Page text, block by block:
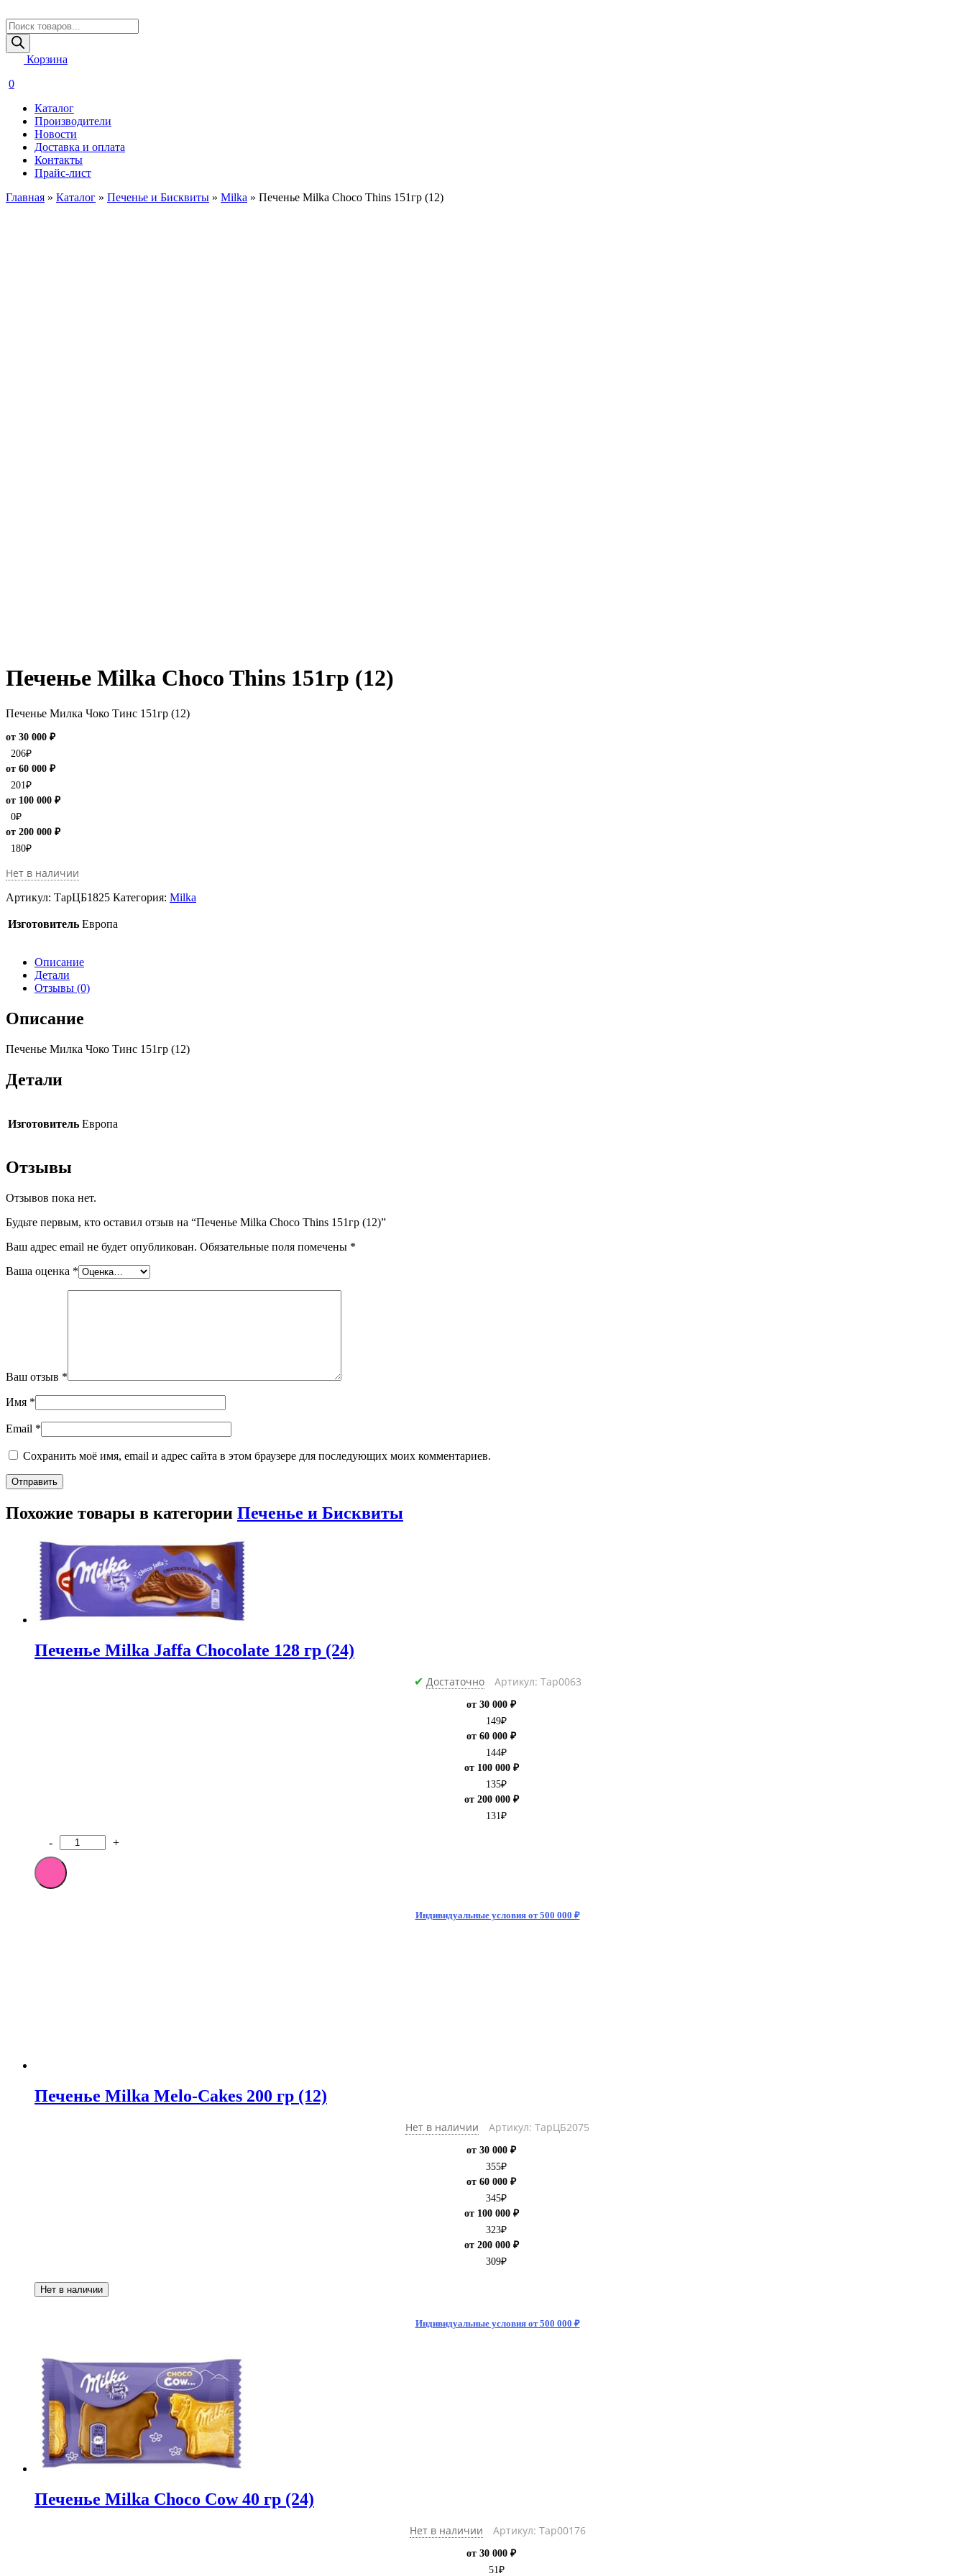
Поиск
товаров
Корзина
0
Каталог
Производители
Новости
Доставка и оплата
Контакты
Прайс-лист
Главная » Каталог » Печенье и Бисквиты » Milka » Печенье Milka Choco Thins 151гр (12)
Печенье Milka Choco Thins 151гр (12)
Печенье Милка Чоко Тинс 151гр (12)
от 30 000 ₽
206₽
от 60 000 ₽
201 ₽
от 100 000 ₽
0₽
от 200 000 ₽
180₽
Нет в наличии
Артикул: ТарЦБ1825 Категория: Milka
Изготовитель Европа
Описание
Детали
Отзывы (0)
Описание
Печенье Милка Чоко Тинс 151гр (12)
Детали
Изготовитель Европа
Отзывы
Отзывов пока нет.
Будьте первым, кто оставил отзыв на “Печенье Milka Choco Thins 151гр (12)”
Ваш адрес email не будет опубликован. Обязательные поля помечены *
Ваша оценка *
Ваш отзыв *
Имя *
Email *
Сохранить моё имя, email и адрес сайта в этом браузере для последующих моих комментариев.
Похожие товары в категории Печенье и Бисквиты
Печенье Milka Jaffa Chocolate 128 гр (24)
✔ Достаточно Артикул: Тар0063
от 30 000 ₽
149₽
от 60 000 ₽
144₽
от 100 000 ₽
135₽
от 200 000 ₽
131 ₽
Количество
товара
Печенье
Milka
- +
Индивидуальные условия от 500 000 ₽
Печенье Milka Melo-Cakes 200 гр (12)
Нет в наличии Артикул: ТарЦБ2075
от 30 000 ₽
355₽
от 60 000 ₽
345₽
от 100 000 ₽
323₽
от 200 000 ₽
309₽
Нет в наличии
Индивидуальные условия от 500 000 ₽
Печенье Milka Choco Cow 40 гр (24)
Нет в наличии Артикул: Тар00176
от 30 000 ₽
51₽